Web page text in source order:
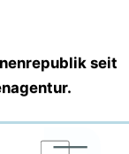
seit
|